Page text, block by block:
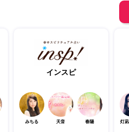
インスピ
みちる 天音 春陽
灯